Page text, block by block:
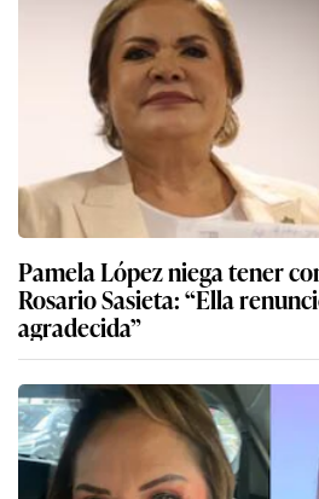
Pamela López niega tener
Rosario Sasieta: “Ella
agradecida”